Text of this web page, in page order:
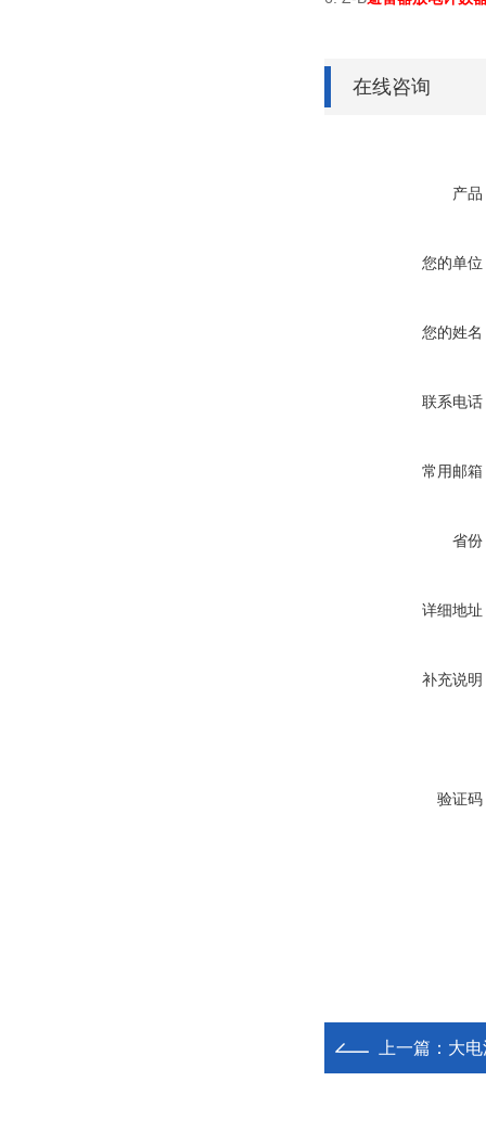
在线咨询
产品
您的单位
您的姓名
联系电话
常用邮箱
省份
详细地址
补充说明
验证码
上一篇： 大